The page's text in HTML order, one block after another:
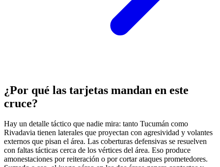
¿Por qué las tarjetas mandan en este
cruce?
Hay un detalle táctico que nadie mira: tanto Tucumán como
Rivadavia tienen laterales que proyectan con agresividad y volantes
externos que pisan el área. Las coberturas defensivas se resuelven
con faltas tácticas cerca de los vértices del área. Eso produce
amonestaciones por reiteración o por cortar ataques prometedores.